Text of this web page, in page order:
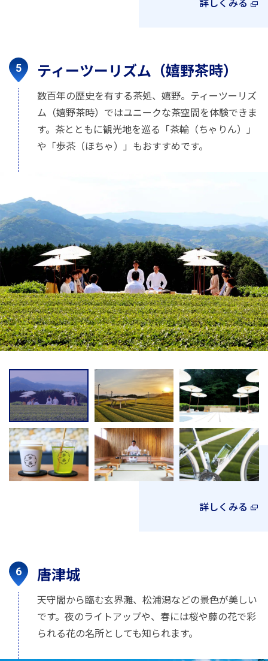
ティーツーリズム（嬉野茶時）
数百年の歴史を有する茶処、嬉野。ティーツーリズ
ム（嬉野茶時）ではユニークな茶空間を体験できま
す。茶とともに観光地を巡る「茶輪（ちゃりん）」
や「歩茶（ほちゃ）」もおすすめです。
詳しくみる
唐津城
天守閣から臨む玄界灘、松浦潟などの景色が美しい
です。夜のライトアップや、春には桜や藤の花で彩
られる花の名所としても知られます。